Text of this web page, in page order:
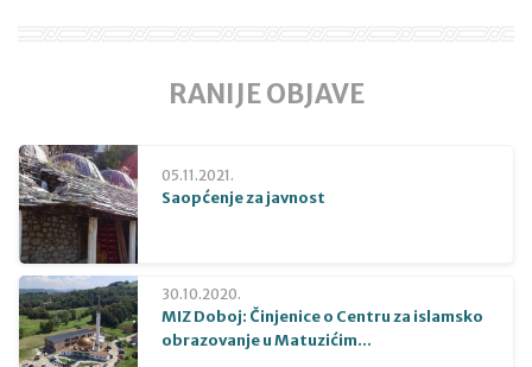
RANIJE OBJAVE
05.11.2021.
Saopćenje za javnost
30.10.2020.
MIZ Doboj: Činjenice o Centru za islamsko
obrazovanje u Matuzićim...